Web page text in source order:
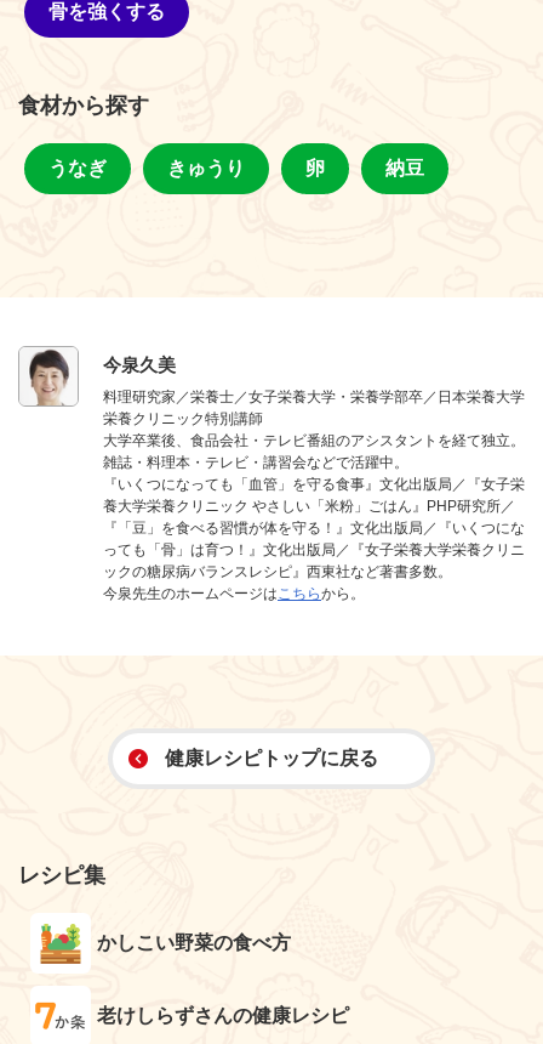
骨を強くする
食材から探す
うなぎ きゅうり 卵 納豆
今泉久美
料理研究家／栄養士／女子栄養大学・栄養学部卒／日本栄養大学
栄養クリニック特別講師
大学卒業後、食品会社・テレビ番組のアシスタントを経て独立。
雑誌・料理本・テレビ・講習会などで活躍中。
『いくつになっても「血管」を守る食事』文化出版局／『女子栄
養大学栄養クリニック やさしい「米粉」ごはん』PHP研究所／
『「豆」を食べる習慣が体を守る！』文化出版局／『いくつにな
っても「骨」は育つ！』文化出版局／『女子栄養大学栄養クリニ
ックの糖尿病バランスレシピ』西東社など著書多数。
今泉先生のホームページはこちらから。
健康レシピトップに戻る
レシピ集
かしこい野菜の食べ方
老けしらずさんの健康レシピ